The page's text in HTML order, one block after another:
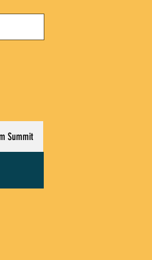
Summit